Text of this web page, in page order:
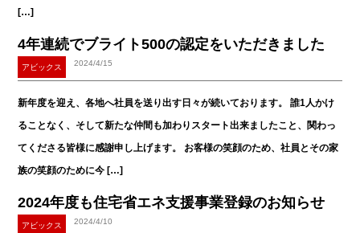
[…]
4年連続でブライト500の認定をいただきました
2024/4/15
アビックス
新年度を迎え、各地へ社員を送り出す日々が続いております。 誰1人かけ
ることなく、そして新たな仲間も加わりスタート出来ましたこと、関わっ
てくださる皆様に感謝申し上げます。 お客様の笑顔のため、社員とその家
族の笑顔のために今 […]
2024年度も住宅省エネ支援事業登録のお知らせ
2024/4/10
アビックス